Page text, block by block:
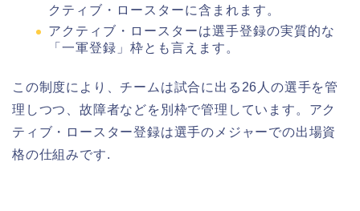
クティブ・ロースターに含まれます。
アクティブ・ロースターは選手登録の実質的な
「一軍登録」枠とも言えます。
この制度により、チームは試合に出る26人の選手を管
理しつつ、故障者などを別枠で管理しています。アク
ティブ・ロースター登録は選手のメジャーでの出場資
格の仕組みです.